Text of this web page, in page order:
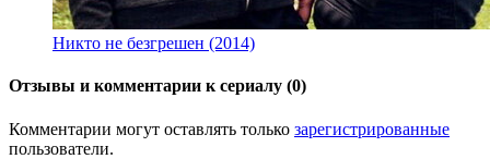
Никто не безгрешен (2014)
Отзывы и комментарии к сериалу (0)
Комментарии могут оставлять только зарегистрированные
пользователи.